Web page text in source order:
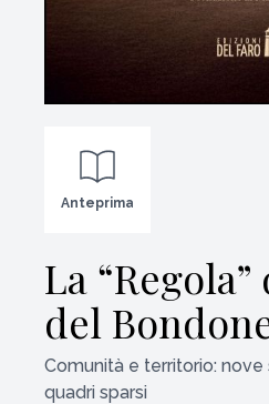
Anteprima
La
del
Comunità e territorio: nove
quadri sparsi